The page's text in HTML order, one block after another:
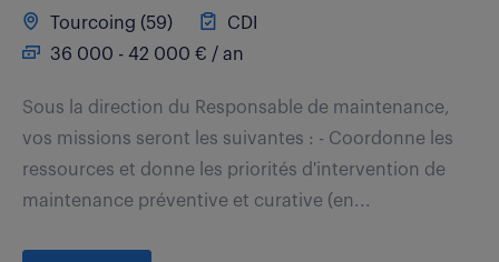
Tourcoing (59)
CDI
36 000 - 42 000 € / an
Sous la direction du Responsable de maintenance,
vos missions seront les suivantes : - Coordonne les
ressources et donne les priorités d'intervention de
maintenance préventive et curative (en...